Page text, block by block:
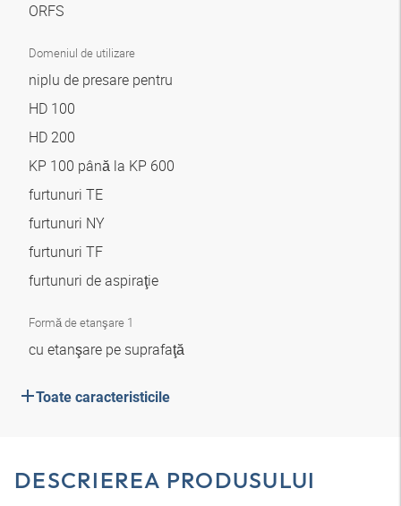
ORFS
Domeniul de utilizare
niplu de presare pentru
HD 100
HD 200
KP 100 până la KP 600
furtunuri TE
furtunuri NY
furtunuri TF
furtunuri de aspiraţie
Formă de etanşare 1
cu etanşare pe suprafaţă
Toate caracteristicile
DESCRIEREA PRODUSULUI